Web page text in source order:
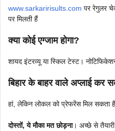
www.sarkaririsults.com पर रेगुलर
पर मिलती हैं
क्या कोई एग्जाम होगा?
शायद इंटरव्यू या स्किल टेस्ट।
बिहार के बाहर वाले अप्लाई कर
हां, लेकिन लोकल को प्रेफरेंस मिल सकता है
दोस्तों, ये मौका मत छोड़ना। अच्छे से